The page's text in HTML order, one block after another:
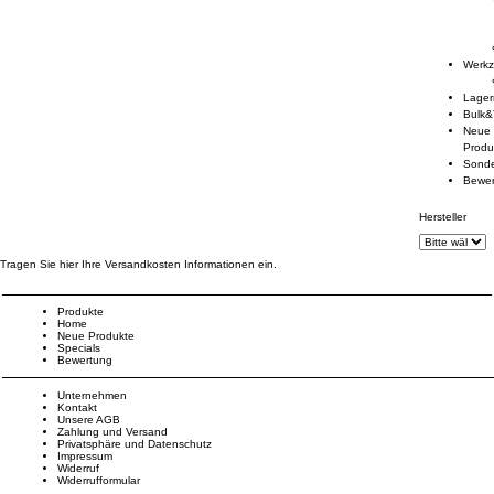
Neue
Hersteller
Tragen Sie hier Ihre Versandkosten Informationen ein.
Produkte
Home
Neue Produkte
Specials
Bewertung
Unternehmen
Kontakt
Unsere AGB
Zahlung und Versand
Privatsphäre und Datenschutz
Impressum
Widerruf
Widerrufformular